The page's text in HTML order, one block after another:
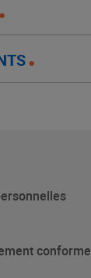
conforme